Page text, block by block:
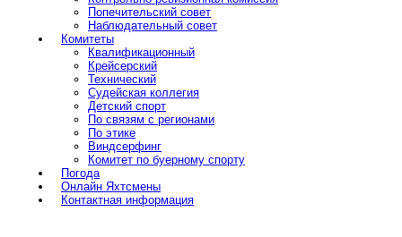
Попечительский совет
Наблюдательный совет
Комитеты
Квалификационный
Крейсерский
Технический
Судейская коллегия
Детский спорт
По связям с регионами
По этике
Виндсерфинг
Комитет по буерному спорту
Погода
Онлайн Яхтсмены
Контактная информация